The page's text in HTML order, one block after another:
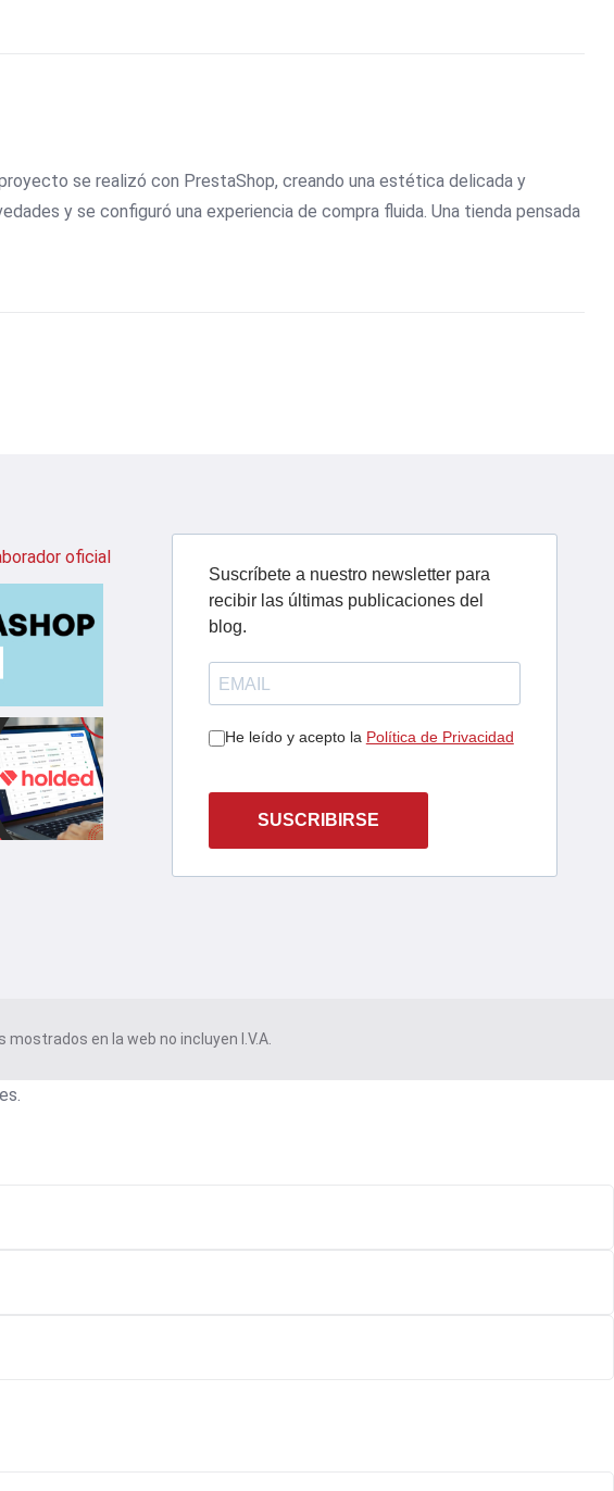
se realizó con PrestaShop, creando una estética delicada y
y se configuró una experiencia de compra fluida. Una tienda pensada
Suscríbete a nuestro newsletter para
recibir las últimas publicaciones del
blog.
He leído y acepto la Política de Privacidad
SUSCRIBIRSE
mostrados en la web no incluyen I.V.A.